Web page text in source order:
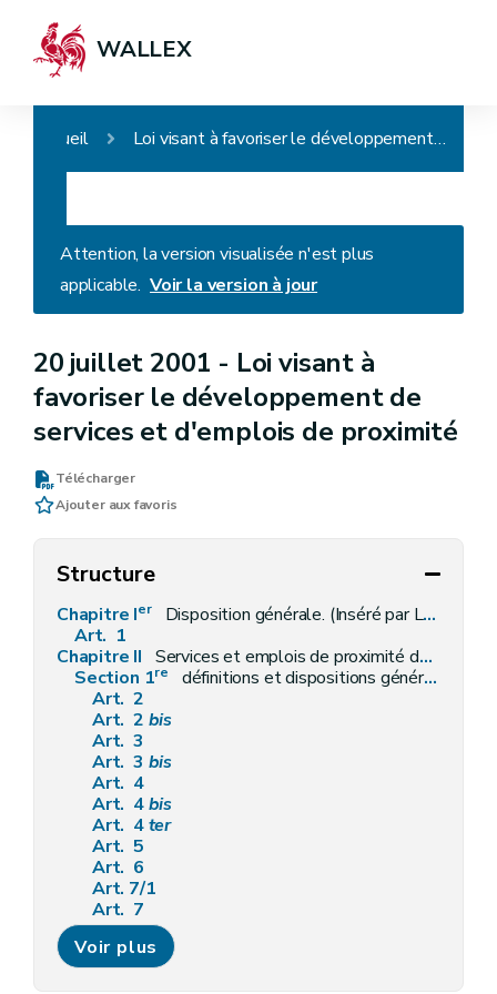
WALLEX
Accueil Loi visant à favoriser le développement de services et d'emplois de proximité
Attention, la version visualisée n'est plus
applicable. Voir la version à jour
20 juillet 2001 - Loi visant à
favoriser le développement de
services et d'emplois de proximité
Télécharger
Ajouter aux favoris
Structure
Chapitre Ier
Disposition générale. (Inséré par L 2003-12-22/42, art. 63, 002; ED : 01-01-2004)
Art. 1
Chapitre II Services et emplois de proximité dans le secteur de l'aide à domicile de nature ménagère. (Inséré par L 2003-12-22/42, art. 64, 002; ED : 01-01-2004)
Section 1re
définitions et dispositions générales. (Inséré par L 2003-12-22/42, art. 65, 002; ED : 01-01-2004)
Art. 2
Art. 2 bis
Art. 3
Art. 3 bis
Art. 4
Art. 4bis
Art. 4ter
Art. 5
Art. 6
Art. 7/1
Art. 7
Art. 7bis
Art. 7ter
Art. 7quater
Voir plus